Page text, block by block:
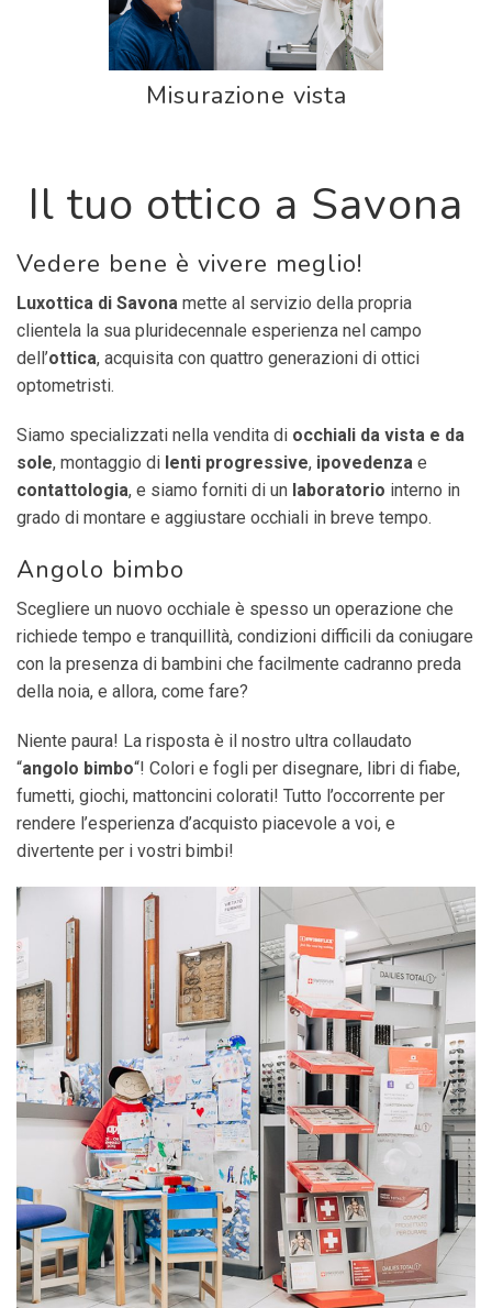
Misurazione vista
Il tuo ottico a Savona
Vedere bene è vivere meglio!
Luxottica di Savona mette al servizio della propria
clientela la sua pluridecennale esperienza nel campo
dell’ottica, acquisita con quattro generazioni di ottici
optometristi.
Siamo specializzati nella vendita di occhiali da vista e da
sole, montaggio di lenti progressive, ipovedenza e
contattologia, e siamo forniti di un laboratorio interno in
grado di montare e aggiustare occhiali in breve tempo.
Angolo bimbo
Scegliere un nuovo occhiale è spesso un operazione che
richiede tempo e tranquillità, condizioni difficili da coniugare
con la presenza di bambini che facilmente cadranno preda
della noia, e allora, come fare?
Niente paura! La risposta è il nostro ultra collaudato
“angolo bimbo“! Colori e fogli per disegnare, libri di fiabe,
fumetti, giochi, mattoncini colorati! Tutto l’occorrente per
rendere l’esperienza d’acquisto piacevole a voi, e
divertente per i vostri bimbi!